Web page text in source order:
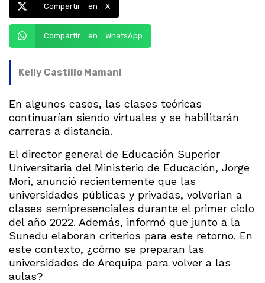
Compartir en X
Compartir en WhatsApp
Kelly Castillo Mamani
En algunos casos, las clases teóricas
continuarían siendo virtuales y se habilitarán
carreras a distancia.
El director general de Educación Superior
Universitaria del Ministerio de Educación, Jorge
Mori, anunció recientemente que las
universidades públicas y privadas, volverían a
clases semipresenciales durante el primer ciclo
del año 2022. Además, informó que junto a la
Sunedu elaboran criterios para este retorno. En
este contexto, ¿cómo se preparan las
universidades de Arequipa para volver a las
aulas?